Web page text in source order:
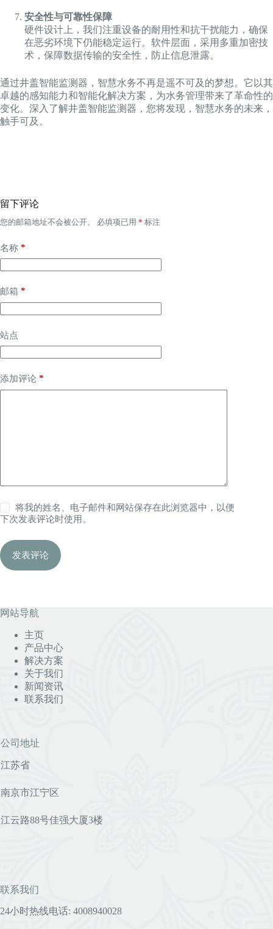
安全性与可靠性保障
硬件设计上，我们注重设备的耐用性和抗干扰能力，确保
在恶劣环境下仍能稳定运行。软件层面，采用多重加密技
术，保障数据传输的安全性，防止信息泄露。
通过井盖智能监测器，智慧水务不再是遥不可及的梦想。它以其
卓越的感知能力和智能化解决方案，为水务管理带来了革命性的
变化。深入了解井盖智能监测器，您将发现，智慧水务的未来，
触手可及。
留下评论
您的邮箱地址不会被公开。 必填项已用 * 标注
名称 *
邮箱 *
站点
添加评论 *
将我的姓名、电子邮件和网站保存在此浏览器中，以便
下次发表评论时使用。
发表评论
网站导航
主页
产品中心
解决方案
关于我们
新闻资讯
联系我们
公司地址
江苏省
南京市江宁区
江云路88号佳强大厦3楼
联系我们
24小时热线电话: 4008940028